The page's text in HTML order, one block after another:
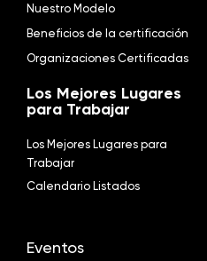
Nuestro Modelo
Beneficios de la certificación
Organizaciones Certificadas
Los Mejores Lugares
para Trabajar
Los Mejores Lugares para
Trabajar
Calendario Listados
Eventos